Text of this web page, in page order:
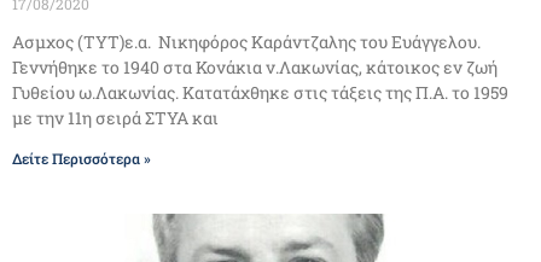
Ασμχος (ΤΥΤ)ε.α. Νικηφόρος Καράντζαλης του Ευάγγελου.
Γεννήθηκε το 1940 στα Κονάκια ν.Λακωνίας, κάτοικος εν ζωή
Γυθείου ω.Λακωνίας. Κατατάχθηκε στις τάξεις της Π.Α. το 1959
με την 11η σειρά ΣΤΥΑ και
Δείτε Περισσότερα »